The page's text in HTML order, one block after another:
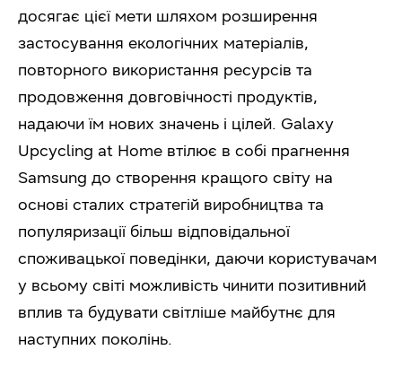
досягає цієї мети шляхом розширення
застосування екологічних матеріалів,
повторного використання ресурсів та
продовження довговічності продуктів,
надаючи їм нових значень і цілей. Galaxy
Upcycling at Home втілює в собі прагнення
Samsung до створення кращого світу на
основі сталих стратегій виробництва та
популяризації більш відповідальної
споживацької поведінки, даючи користувачам
у всьому світі можливість чинити позитивний
вплив та будувати світліше майбутнє для
наступних поколінь.